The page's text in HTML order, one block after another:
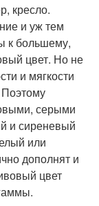
кресло.
и уж тем
к большему,
цвет. Но не
и мягкости
серыми
и сиреневый
или
дополнят и
цвет